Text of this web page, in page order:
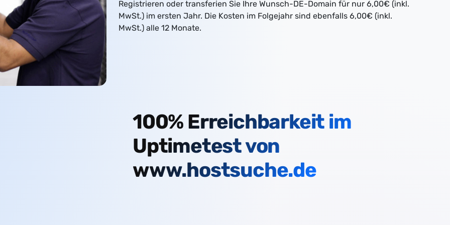
XEON Server
Registrieren oder transferien Sie Ihre Wunsch-DE-Domain für nur 6,00€ (inkl.
MwSt.) im ersten Jahr. Die Kosten im Folgejahr sind ebenfalls 6,00€ (inkl.
MwSt.) alle 12 Monate.
100% Erreichbarkeit im
Uptimetest von
www.hostsuche.de